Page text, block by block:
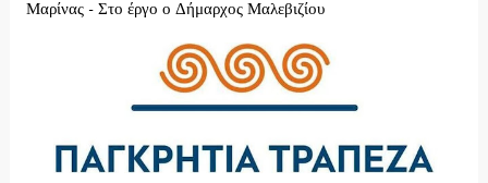
Μαρίνας - Στο έργο ο Δήμαρχος Μαλεβιζίου